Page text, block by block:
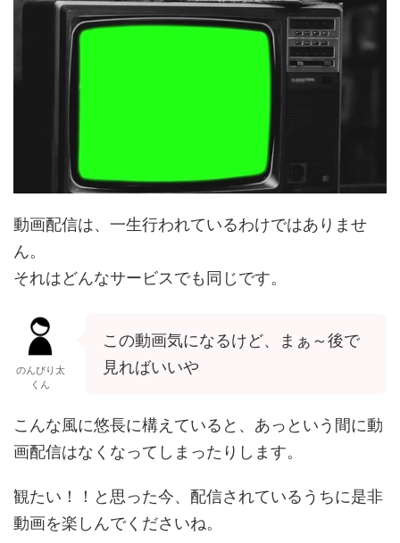
動画配信は、一生行われているわけではありませ
ん。
それはどんなサービスでも同じです。
のんびり太
くん
この動画気になるけど、まぁ～後で
見ればいいや
こんな風に悠長に構えていると、あっという間に動
画配信はなくなってしまったりします。
観たい！！と思った今、配信されているうちに是非
動画を楽しんでくださいね。